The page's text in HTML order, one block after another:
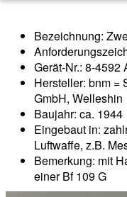
Bezeichnung:
Gerät-Nr.: 8-4592
Hersteller: bnm =
GmbH, Welleshin
Baujahr: ca. 1944
Eingebaut in:
Luftwaffe, z.B.
Bemerkung: mit
einer Bf 109 G